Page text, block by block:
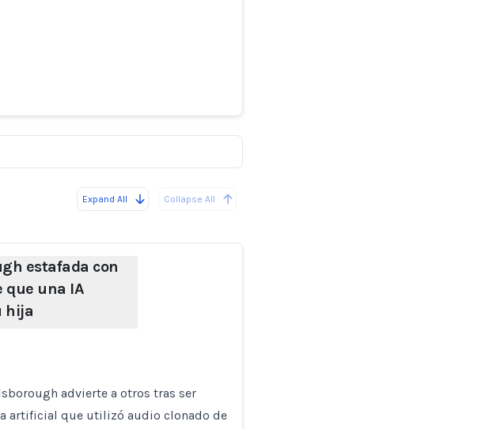
después de que una IA
Expand All Collapse All
estafada con
que una IA
hija
advierte a otros tras ser
artificial que utilizó audio clonado de